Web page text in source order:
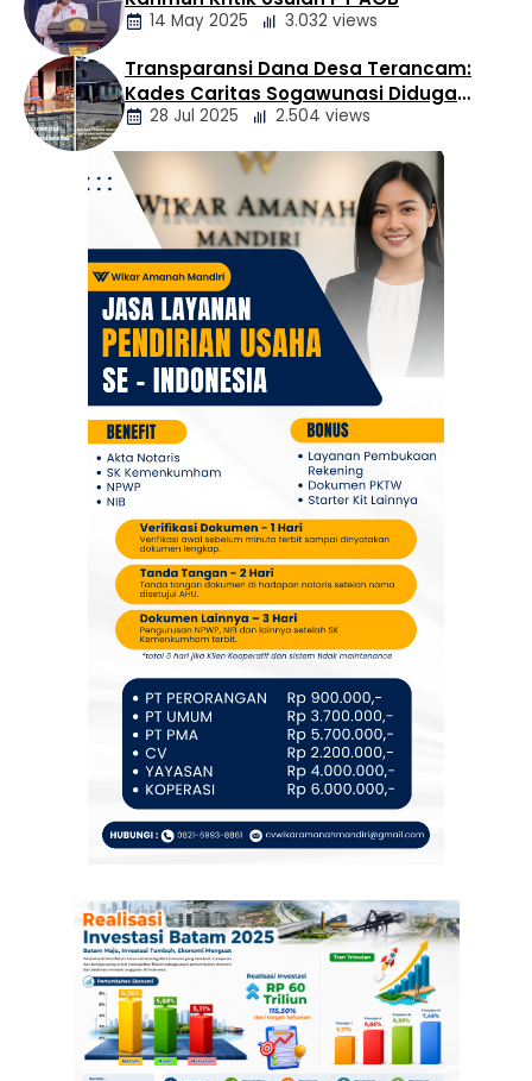
Daerah
Berita
Daerah
14 May 2025 3.032 views
Daerah
Transparansi Dana Desa Terancam:
Kades Caritas Sogawunasi Diduga
Gelapkan Bantuan untuk Warga
28 Jul 2025 2.504 views